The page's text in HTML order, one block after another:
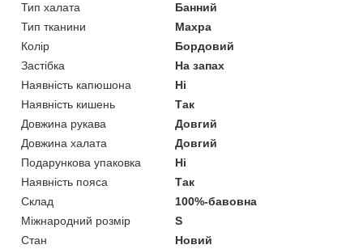
Тип халата
Банний
Тип тканини
Махра
Колір
Бордовий
Застібка
На запах
Наявність капюшона
Ні
Наявність кишень
Так
Довжина рукава
Довгий
Довжина халата
Довгий
Подарункова упаковка
Ні
Наявність пояса
Так
Склад
100%-бавовна
Міжнародний розмір
S
Стан
Новий